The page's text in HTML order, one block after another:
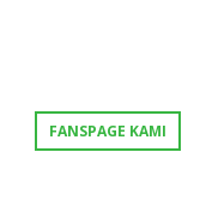
FANSPAGE KAMI